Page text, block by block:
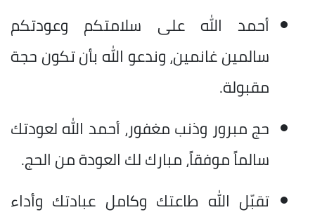
أحمد الله على سلامتكم وعودتكم
سالمين غانمين، وندعو الله بأن تكون حجة
مقبولة.
حج مبرور وذنب مغفور، أحمد الله لعودتك
سالماً موفقاً، مبارك لك العودة من الحج.
تقبّل الله طاعتك وكامل عبادتك وأداء